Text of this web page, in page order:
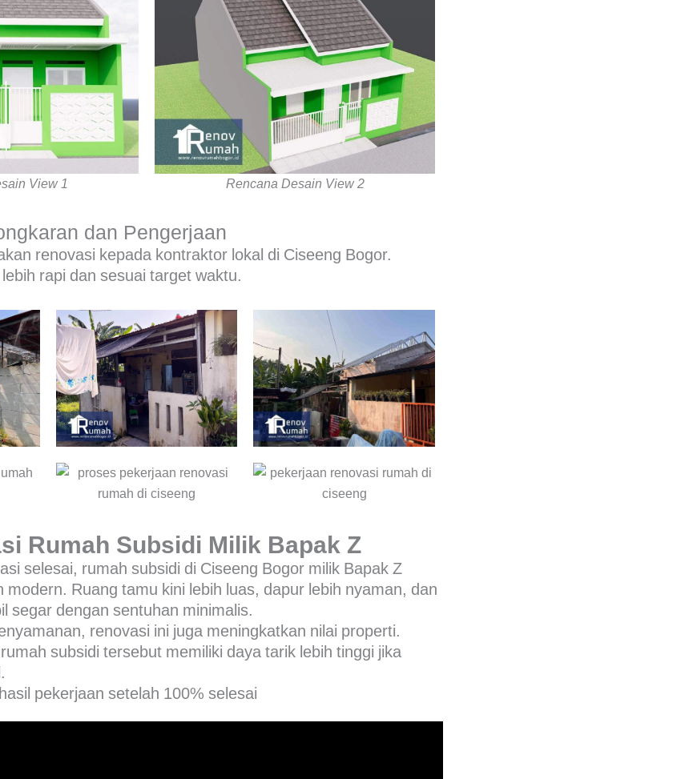
View 1 Rencana Desain View 2
dan Pengerjaan
renovasi kepada kontraktor lokal di Ciseeng Bogor.
rapi dan sesuai target waktu.
Rumah Subsidi Milik Bapak Z
selesai, rumah subsidi di Ciseeng Bogor milik Bapak Z
modern. Ruang tamu kini lebih luas, dapur lebih nyaman, dan
segar dengan sentuhan minimalis.
renovasi ini juga meningkatkan nilai properti.
subsidi tersebut memiliki daya tarik lebih tinggi jika
pekerjaan setelah 100% selesai